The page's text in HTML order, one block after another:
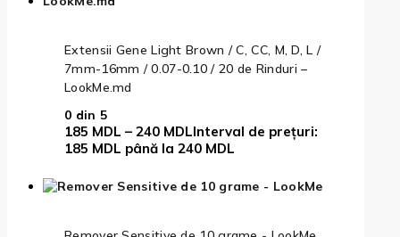
Extensii Gene Light Brown / C, CC, M, D, L /
7mm-16mm / 0.07-0.10 / 20 de Rinduri –
LookMe.md
0 din 5
185 MDL – 240 MDLInterval de prețuri:
185 MDL până la 240 MDL